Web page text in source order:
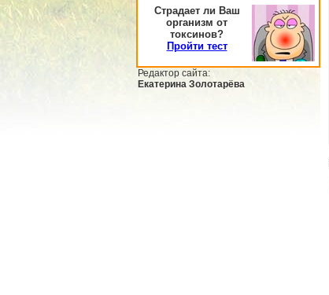
Страдает ли Ваш
организм от
токсинов?
Пройти тест
Редактор сайта:
Екатерина Золотарёва